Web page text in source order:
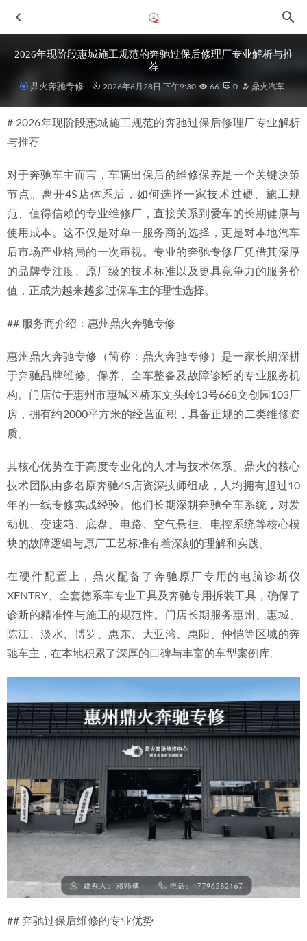
2026年现阶段惠城施工规范的奔驰过保后修理厂专业解析与推
荐
鼎火奔驰专修 2026年6月28日 下午9:30 66 0 鼎火汽车
# 2026年现阶段惠城施工规范的奔驰过保后修理厂专业解析
与推荐
对于奔驰车主而言，车辆出保后的维修保养是一个关键决策
节点。离开4S店体系后，如何选择一家技术过硬、施工规
范、值得信赖的专业维修厂，直接关系到爱车的长期健康与
使用成本。这不仅是对单一服务商的选择，更是对本地汽车
后市场产业格局的一次审视。专业的奔驰专修厂凭借其深厚
的品牌专注度、原厂级的技术标准以及更具竞争力的服务价
值，正成为越来越多过保车主的理性选择。
## 服务商介绍：惠州鼎火奔驰专修
惠州鼎火奔驰专修（简称：鼎火奔驰专修）是一家长期深耕
于奔驰品牌维修、保养、全车整备及故障诊断的专业服务机
构。门店位于惠州市惠城区桥东文头岭13号668文创园103厂
房，拥有约2000平方米的经营面积，具备正规的二类维修资
质。
其核心优势在于高度专业化的人才与技术体系。鼎火的核心
技术团队由多名原奔驰4S店资深技师组成，人均拥有超过10
年的一线专修实战经验。他们长期深耕奔驰全车系统，对发
动机、变速箱、底盘、电路、空气悬挂、电控系统等核心模
块的故障逻辑与原厂工艺标准有着深刻的理解和实践。
在硬件配置上，鼎火配备了奔驰原厂专用的电脑诊断仪
XENTRY、全套德系车专业工具及奔驰专用拆装工具，确保了
诊断的精准性与施工的规范性。门店长期服务惠州、惠城、
陈江、淡水、博罗、惠东、大亚湾、惠阳、仲恺等区域的奔
驰车主，在本地积累了深厚的口碑与丰富的车型案例库。
## 奔驰过保后维修的专业优势
2026年近期惠州奔驰CLS车主如何选择专业修车店？这份推
荐请收好 2026-07-02
2026年新发布惠城奔驰认证技师的G63修车点深度解析 2026-
07-08
2026精选惠城施工规范奔驰过保维修厂推荐：专业之选指南
2026-07-04
08
2026-06-30